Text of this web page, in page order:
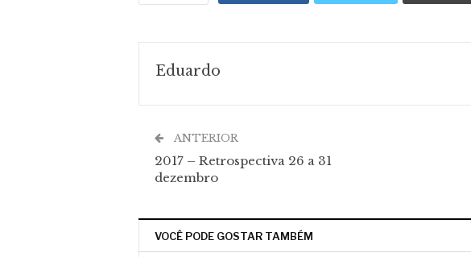
Eduardo
ANTERIOR
2017 – Retrospectiva 26 a 31
dezembro
VOCÊ PODE GOSTAR TAMBÉM